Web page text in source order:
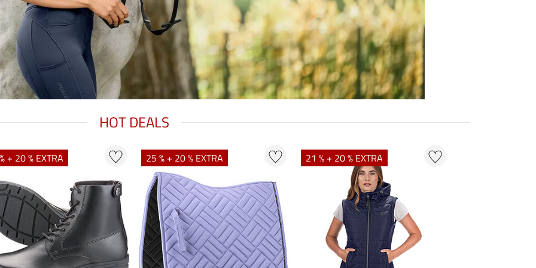
HOT DEALS
+ 20 % EXTRA 25 % + 20 % EXTRA 21 % + 20 % EXTRA